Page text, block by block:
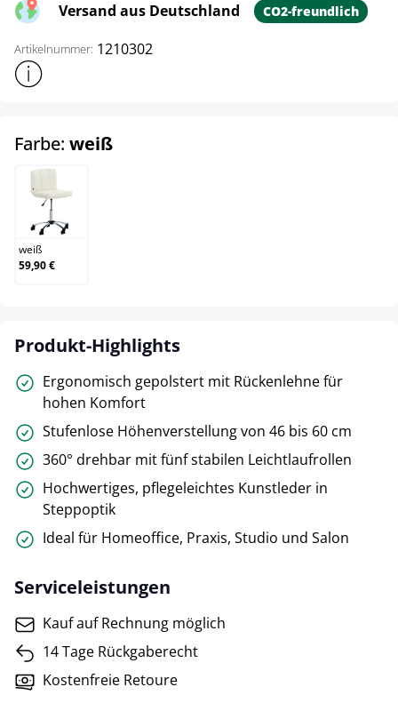
Versand aus Deutschland CO2-freundlich
Artikelnummer: 1210302
Weitere Produktinformationen anzeigen
Farbe: weißauswählen
weiß
weiß
59,90 €
Produkt-Highlights
Ergonomisch gepolstert mit Rückenlehne für
hohen Komfort
Stufenlose Höhenverstellung von 46 bis 60 cm
360° drehbar mit fünf stabilen Leichtlaufrollen
Hochwertiges, pflegeleichtes Kunstleder in
Steppoptik
Ideal für Homeoffice, Praxis, Studio und Salon
Serviceleistungen
Kauf auf Rechnung möglich
14 Tage Rückgaberecht
Kostenfreie Retoure